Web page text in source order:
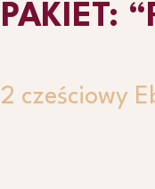
PAKIET:
2 cześciowy